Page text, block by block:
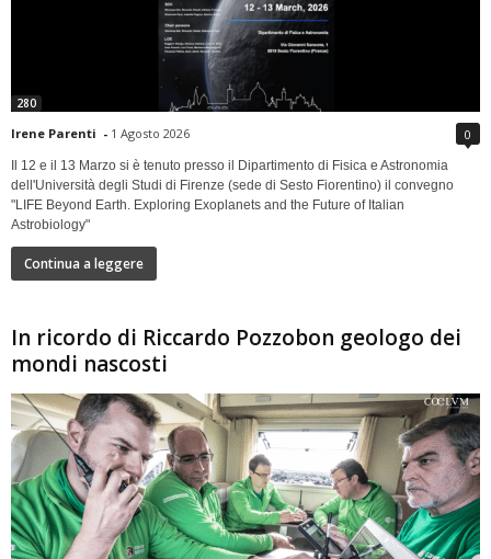
280
Irene Parenti - 1 Agosto 2026 0
Il 12 e il 13 Marzo si è tenuto presso il Dipartimento di Fisica e Astronomia
dell'Università degli Studi di Firenze (sede di Sesto Fiorentino) il convegno
"LIFE Beyond Earth. Exploring Exoplanets and the Future of Italian
Astrobiology"
Continua a leggere
In ricordo di Riccardo Pozzobon geologo dei
mondi nascosti